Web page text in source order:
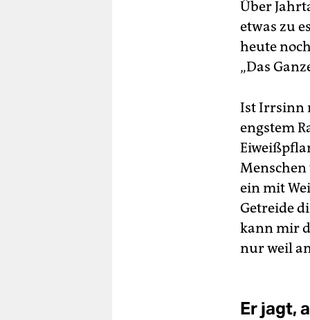
Über
etwas zu
heute
„Das
Ist Irrsinn
engstem
ein mit
Getreide
kann mir
nur weil
Er jagt,